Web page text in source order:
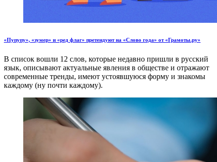
«Пупупу», «зумер» и «ред флаг» претендуют на «Слово года» от «Грамоты.ру»
В список вошли 12 слов, которые недавно пришли в русский
язык, описывают актуальные явления в обществе и отражают
современные тренды, имеют устоявшуюся форму и знакомы
каждому (ну почти каждому).